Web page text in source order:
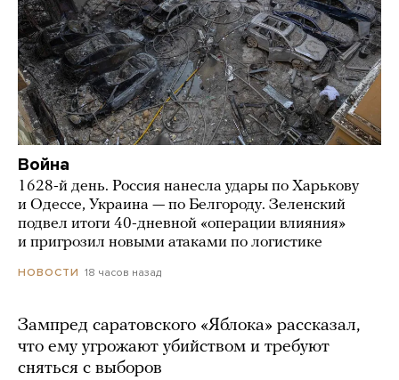
Война
1628-й день. Россия нанесла удары по Харькову
и Одессе, Украина — по Белгороду. Зеленский
подвел итоги 40-дневной «операции влияния»
и пригрозил новыми атаками по логистике
НОВОСТИ 18 часов назад
Зампред саратовского «Яблока» рассказал,
что ему угрожают убийством и требуют
сняться с выборов